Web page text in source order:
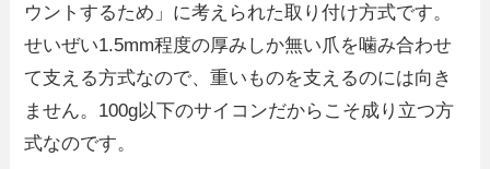
ウントするため」に考えられた取り付け方式です。
せいぜい1.5mm程度の厚みしか無い爪を噛み合わせ
て支える方式なので、重いものを支えるのには向き
ません。100g以下のサイコンだからこそ成り立つ方
式なのです。